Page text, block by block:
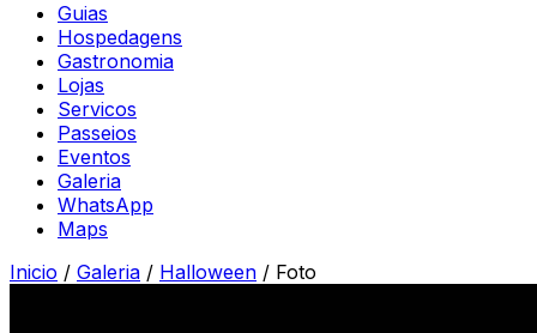
Guias
Hospedagens
Gastronomia
Lojas
Servicos
Passeios
Eventos
Galeria
WhatsApp
Maps
Inicio / Galeria / Halloween / Foto